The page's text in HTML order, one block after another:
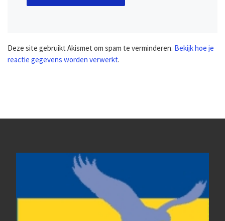
Deze site gebruikt Akismet om spam te verminderen. Bekijk hoe je
reactie gegevens worden verwerkt.